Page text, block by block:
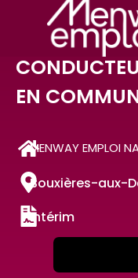
EN
MENWAY EMPLOI
Bouxières-aux-
Intérim